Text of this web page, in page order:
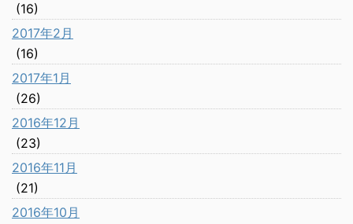
(16)
2017年2月
(16)
2017年1月
(26)
2016年12月
(23)
2016年11月
(21)
2016年10月